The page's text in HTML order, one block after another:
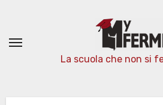
contenuto
La scuola che non si